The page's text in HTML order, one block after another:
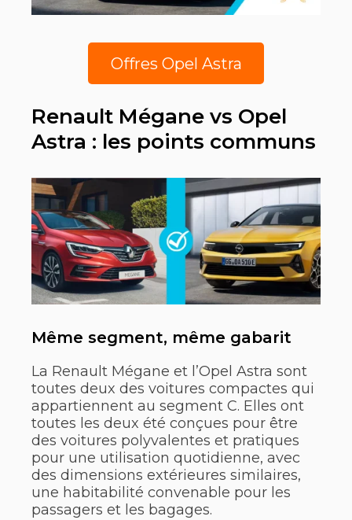
Offres Opel Astra
Renault Mégane vs Opel
Astra : les points communs
Même segment, même gabarit
La Renault Mégane et l’Opel Astra sont
toutes deux des voitures compactes qui
appartiennent au segment C. Elles ont
toutes les deux été conçues pour être
des voitures polyvalentes et pratiques
pour une utilisation quotidienne, avec
des dimensions extérieures similaires,
une habitabilité convenable pour les
passagers et les bagages.